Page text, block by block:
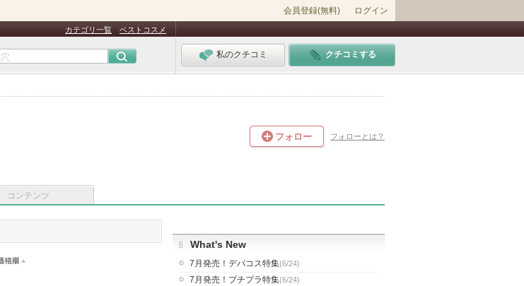
会員登録(無料) ログイン
カテゴリ一覧 ベストコスメ
私のクチコミ クチコミする
フォロー フォローとは？
コンテンツ
What's New
7月発売！デパコス特集(6/24)
7月発売！プチプラ特集(6/24)